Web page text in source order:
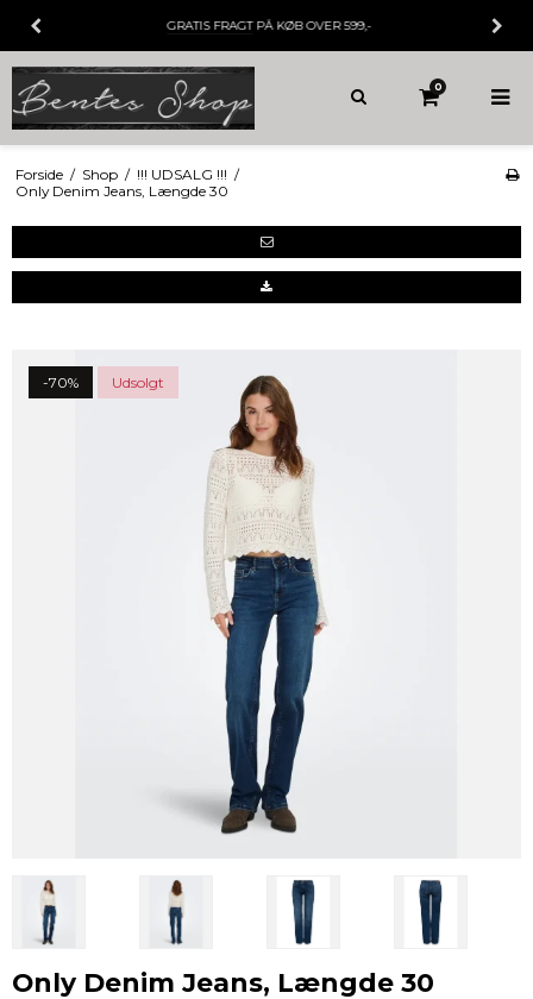
GRATIS FRAGTPÅ KØB OVER 599,-
0
Forside / Shop / !!! UDSALG !!! /
Only Denim Jeans, Længde 30
-70% Udsolgt
Only Denim Jeans, Længde 30